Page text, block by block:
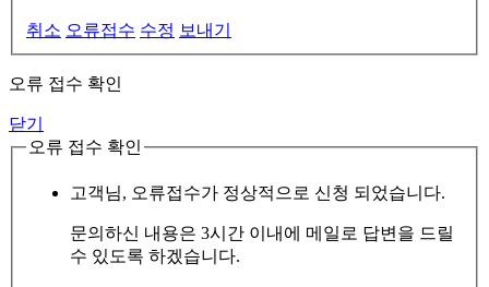
취소 오류접수 수정 보내기
오류 접수 확인
닫기
오류 접수 확인
고객님, 오류접수가 정상적으로 신청 되었습니다.
문의하신 내용은 3시간 이내에 메일로 답변을 드릴
수 있도록 하겠습니다.